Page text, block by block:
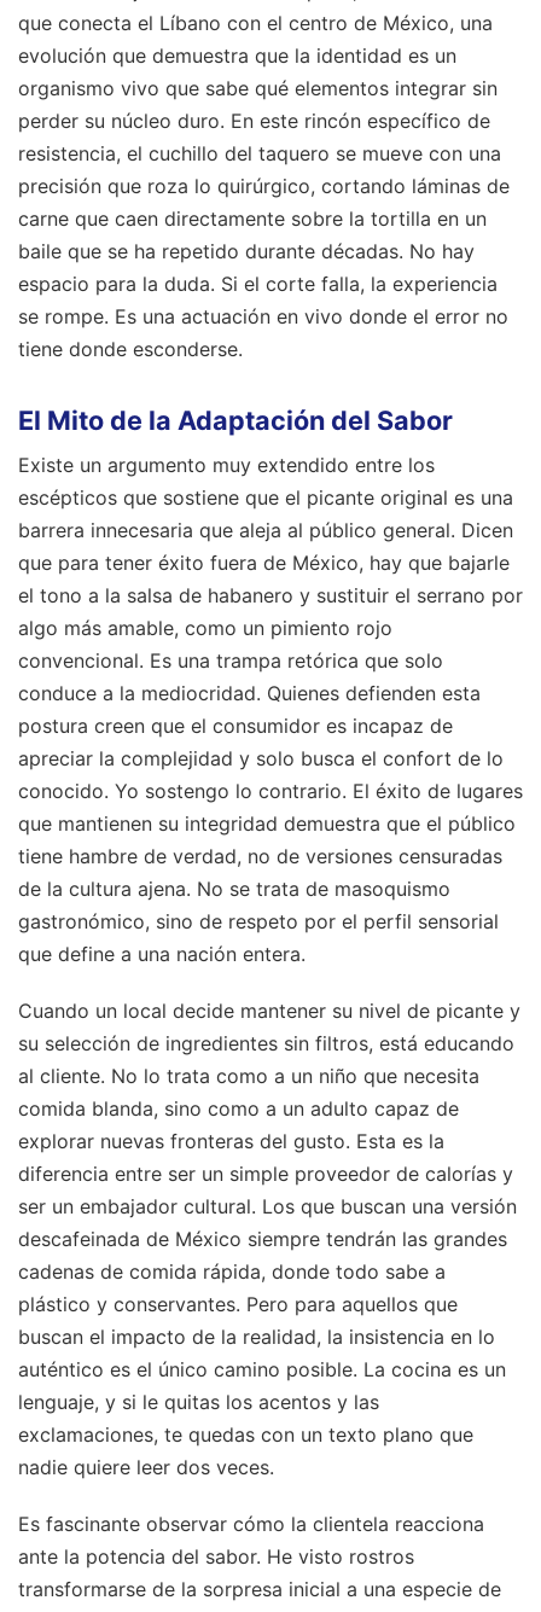
que conecta el Líbano con el centro de México, una
evolución que demuestra que la identidad es un
organismo vivo que sabe qué elementos integrar sin
perder su núcleo duro. En este rincón específico de
resistencia, el cuchillo del taquero se mueve con una
precisión que roza lo quirúrgico, cortando láminas de
carne que caen directamente sobre la tortilla en un
baile que se ha repetido durante décadas. No hay
espacio para la duda. Si el corte falla, la experiencia
se rompe. Es una actuación en vivo donde el error no
tiene donde esconderse.
El Mito de la Adaptación del Sabor
Existe un argumento muy extendido entre los
escépticos que sostiene que el picante original es una
barrera innecesaria que aleja al público general. Dicen
que para tener éxito fuera de México, hay que bajarle
el tono a la salsa de habanero y sustituir el serrano por
algo más amable, como un pimiento rojo
convencional. Es una trampa retórica que solo
conduce a la mediocridad. Quienes defienden esta
postura creen que el consumidor es incapaz de
apreciar la complejidad y solo busca el confort de lo
conocido. Yo sostengo lo contrario. El éxito de lugares
que mantienen su integridad demuestra que el público
tiene hambre de verdad, no de versiones censuradas
de la cultura ajena. No se trata de masoquismo
gastronómico, sino de respeto por el perfil sensorial
que define a una nación entera.
Cuando un local decide mantener su nivel de picante y
su selección de ingredientes sin filtros, está educando
al cliente. No lo trata como a un niño que necesita
comida blanda, sino como a un adulto capaz de
explorar nuevas fronteras del gusto. Esta es la
diferencia entre ser un simple proveedor de calorías y
ser un embajador cultural. Los que buscan una versión
descafeinada de México siempre tendrán las grandes
cadenas de comida rápida, donde todo sabe a
plástico y conservantes. Pero para aquellos que
buscan el impacto de la realidad, la insistencia en lo
auténtico es el único camino posible. La cocina es un
lenguaje, y si le quitas los acentos y las
exclamaciones, te quedas con un texto plano que
nadie quiere leer dos veces.
Es fascinante observar cómo la clientela reacciona
ante la potencia del sabor. He visto rostros
transformarse de la sorpresa inicial a una especie de